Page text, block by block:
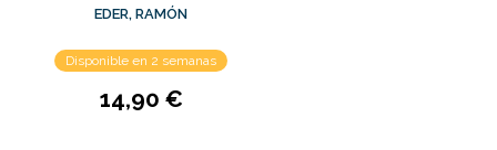
EDER, RAMÓN
Disponible en 2 semanas
14,90 €